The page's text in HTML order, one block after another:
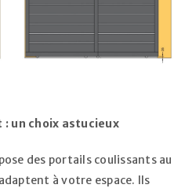
un choix astucieux
des portails coulissants au
à votre espace. Ils